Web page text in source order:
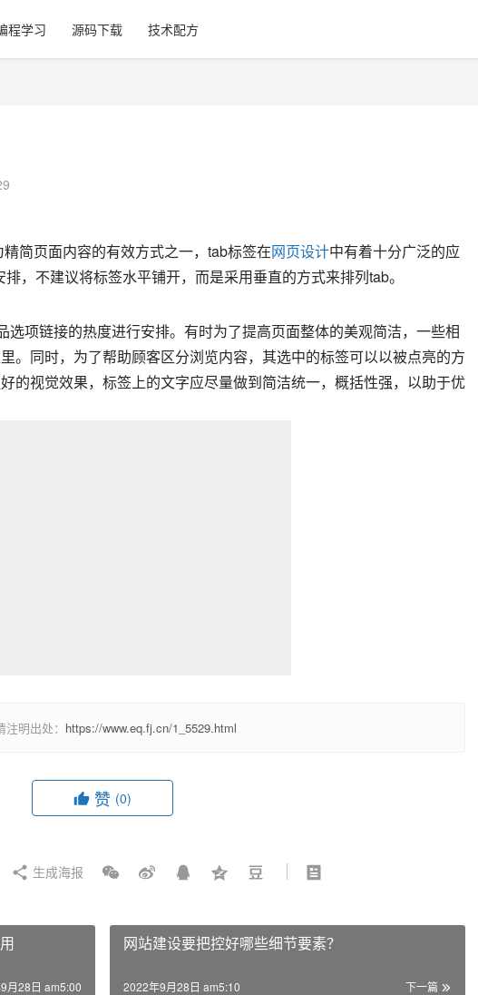
程学习 源码下载 技术配方
精简页面内容的有效方式之一，tab标签在网页设计中有着十分广泛的应
，不建议将标签水平铺开，而是采用垂直的方式来排列tab。
选项链接的热度进行安排。有时为了提高页面整体的美观简洁，一些相
。同时，为了帮助顾客区分浏览内容，其选中的标签可以以被点亮的方
的视觉效果，标签上的文字应尽量做到简洁统一，概括性强，以助于优
明出处： https://www.eq.fj.cn/1_5529.html
赞 (0)
生成海报
月28日 am5:00
网站建设要把控好哪些细节要素？
下一篇
2022年9月28日 am5:10